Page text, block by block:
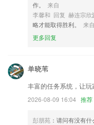
作。
来自
李馨和 回复 赫连宗欣
略才能取得胜利。
来自
更多回复
单晓苇
丰富的任务系统，让玩
2026-08-09 16:04 推荐
彭朋苑 ：请问有没有